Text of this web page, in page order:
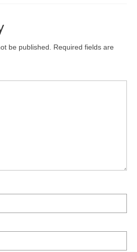
be published.
Required fields are